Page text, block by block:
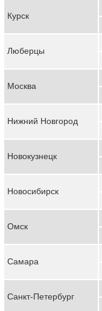
Курск
Люберцы
Москва
Нижний Новгород
Новокузнецк
Новосибирск
Омск
Самара
Санкт-Петербург